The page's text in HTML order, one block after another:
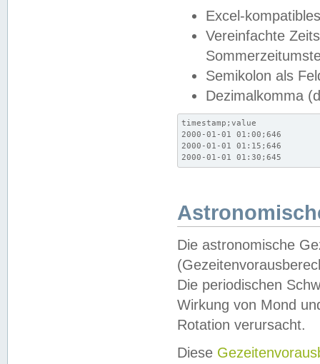
Excel-
Vereinfachte
Semikolon als
Dezimalkomma
timestamp;value
2000-01-01 01:00;646
2000-01-01 01:15;646
2000-01-01 01:30;645
Die astronomische
Die periodischen
Wirkung von Mond
Rotation verursacht.
Diese